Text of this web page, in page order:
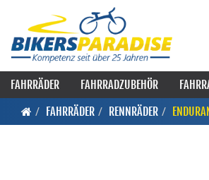
FAHRRÄDER FAHRRADZUBEHÖR
FAHRRÄDER
RENNRÄDER